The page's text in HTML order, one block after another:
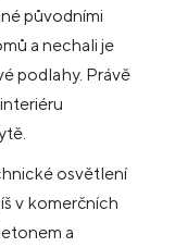
původními
a nechali je
podlahy. Právě
osvětlení
v komerčních
a